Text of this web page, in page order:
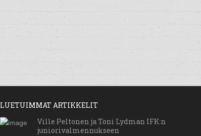
LUETUIMMAT ARTIKKELIT
Ville Peltonen ja Toni Lydman IFK:n
juniorivalmennukseen